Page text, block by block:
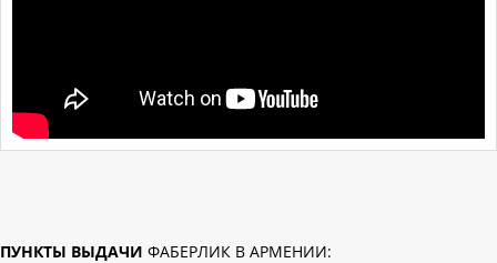
ПУНКТЫ ВЫДАЧИ ФАБЕРЛИК В АРМЕНИИ: